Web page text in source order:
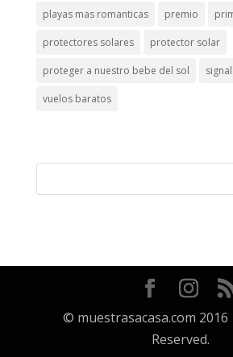
playas mas romanticas premio
protectores solares protector solar
proteger a nuestro bebe del sol signal
vuelos baratos
© muestrasacasa.com
Reserved.